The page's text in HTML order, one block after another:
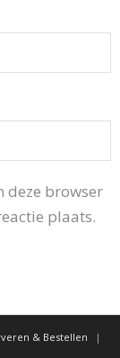
deze browser
plaats.
& Bestellen